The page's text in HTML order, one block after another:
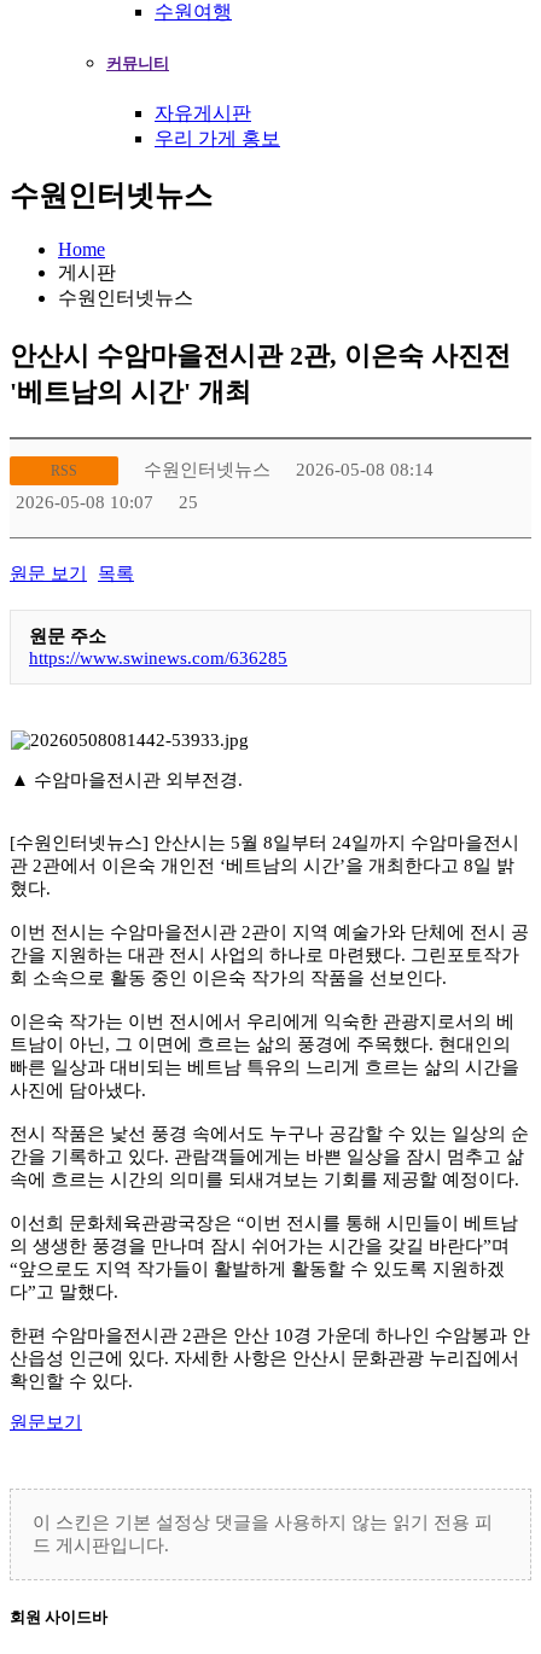
수원여행
커뮤니티
자유게시판
우리 가게 홍보
수원인터넷뉴스
Home
게시판
수원인터넷뉴스
안산시 수암마을전시관 2관, 이은숙 사진전
'베트남의 시간' 개최
RSS 수원인터넷뉴스
2026-05-08 08:14
2026-05-08 10:07
25
원문 보기 목록
원문 주소
https://www.swinews.com/636285
▲ 수암마을전시관 외부전경.
[수원인터넷뉴스] 안산시는 5월 8일부터 24일까지 수암마을전시
관 2관에서 이은숙 개인전 ‘베트남의 시간’을 개최한다고 8일 밝
혔다.
이번 전시는 수암마을전시관 2관이 지역 예술가와 단체에 전시 공
간을 지원하는 대관 전시 사업의 하나로 마련됐다. 그린포토작가
회 소속으로 활동 중인 이은숙 작가의 작품을 선보인다.
이은숙 작가는 이번 전시에서 우리에게 익숙한 관광지로서의 베
트남이 아닌, 그 이면에 흐르는 삶의 풍경에 주목했다. 현대인의
빠른 일상과 대비되는 베트남 특유의 느리게 흐르는 삶의 시간을
사진에 담아냈다.
전시 작품은 낯선 풍경 속에서도 누구나 공감할 수 있는 일상의 순
간을 기록하고 있다. 관람객들에게는 바쁜 일상을 잠시 멈추고 삶
속에 흐르는 시간의 의미를 되새겨보는 기회를 제공할 예정이다.
이선희 문화체육관광국장은 “이번 전시를 통해 시민들이 베트남
의 생생한 풍경을 만나며 잠시 쉬어가는 시간을 갖길 바란다”며
“앞으로도 지역 작가들이 활발하게 활동할 수 있도록 지원하겠
다”고 말했다.
한편 수암마을전시관 2관은 안산 10경 가운데 하나인 수암봉과 안
산읍성 인근에 있다. 자세한 사항은 안산시 문화관광 누리집에서
확인할 수 있다.
원문보기
이 스킨은 기본 설정상 댓글을 사용하지 않는 읽기 전용 피
드 게시판입니다.
회원 사이드바